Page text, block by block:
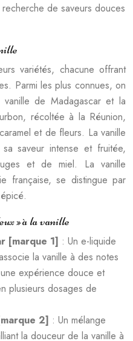
de saveurs douces
variétés, chacune offrant
Parmi les plus connues, on
de Madagascar et la
récoltée à la Réunion,
et de fleurs. La vanille
saveur intense et fruitée,
et de miel. La vanille
française, se distingue par
» à la vanille
[marque 1] : Un e-liquide
la vanille à des notes
expérience douce et
plusieurs dosages de
2] : Un mélange
la douceur de la vanille à